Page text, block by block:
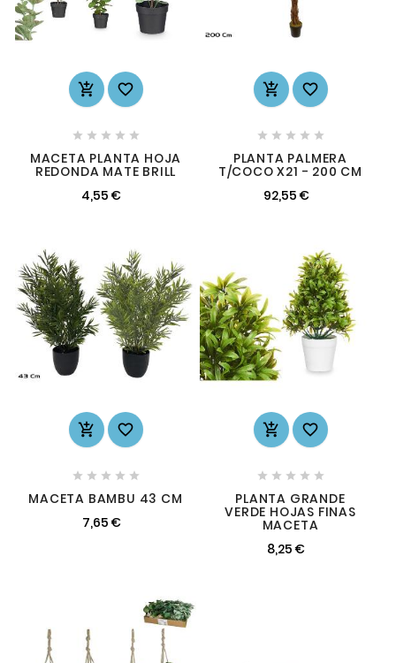
 
    
MACETA PLANTA HOJA
REDONDA MATE BRILL
4,55 €
 
    
PLANTA PALMERA
T/COCO X21 - 200 CM
92,55 €
 
    
MACETA BAMBU 43 CM
7,65 €
 
    
PLANTA GRANDE
VERDE HOJAS FINAS
MACETA
8,25 €